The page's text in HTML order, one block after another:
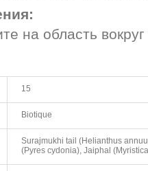
на область
15
Biotique
Surajmukhi tail (Helianthus
(Pyres cydonia), Jaiphal